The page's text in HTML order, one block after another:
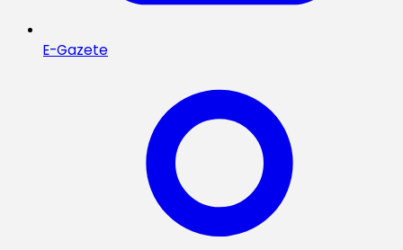
E-Gazete